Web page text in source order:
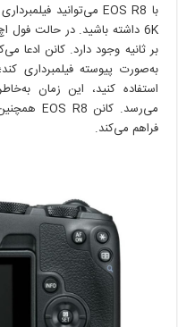
بر ثانیه وجود دارد. کانن ادعا
فراهم می‌کند.